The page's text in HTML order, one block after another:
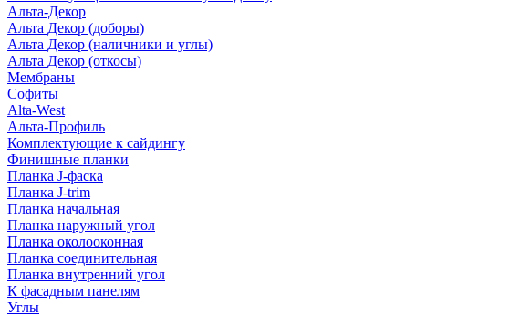
Альта-Декор
Альта Декор (доборы)
Альта Декор (наличники и углы)
Альта Декор (откосы)
Мембраны
Софиты
Alta-West
Альта-Профиль
Комплектующие к сайдингу
Финишные планки
Планка J-фаска
Планка J-trim
Планка начальная
Планка наружный угол
Планка околооконная
Планка соединительная
Планка внутренний угол
К фасадным панелям
Углы